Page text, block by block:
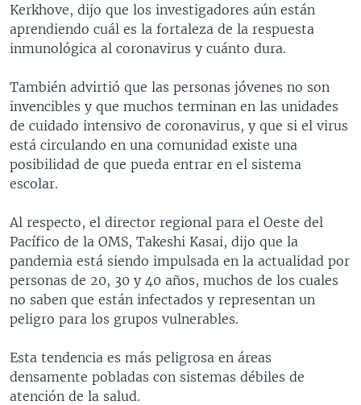
Kerkhove, dijo que los investigadores aún están
aprendiendo cuál es la fortaleza de la respuesta
inmunológica al coronavirus y cuánto dura.
También advirtió que las personas jóvenes no son
invencibles y que muchos terminan en las unidades
de cuidado intensivo de coronavirus, y que si el virus
está circulando en una comunidad existe una
posibilidad de que pueda entrar en el sistema
escolar.
Al respecto, el director regional para el Oeste del
Pacífico de la OMS, Takeshi Kasai, dijo que la
pandemia está siendo impulsada en la actualidad por
personas de 20, 30 y 40 años, muchos de los cuales
no saben que están infectados y representan un
peligro para los grupos vulnerables.
Esta tendencia es más peligrosa en áreas
densamente pobladas con sistemas débiles de
atención de la salud.